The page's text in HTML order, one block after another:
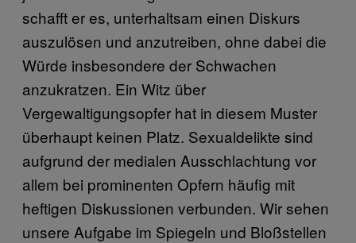
schafft er es, unterhaltsam einen Diskurs
auszulösen und anzutreiben, ohne dabei die
Würde insbesondere der Schwachen
anzukratzen. Ein Witz über
Vergewaltigungsopfer hat in diesem Muster
überhaupt keinen Platz. Sexualdelikte sind
aufgrund der medialen Ausschlachtung vor
allem bei prominenten Opfern häufig mit
heftigen Diskussionen verbunden. Wir sehen
unsere Aufgabe im Spiegeln und Bloßstellen